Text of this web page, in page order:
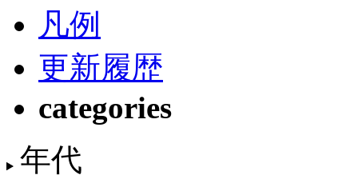
凡例
更新履歴
categories
年代